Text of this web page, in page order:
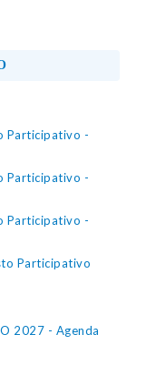
Participativo -
Participativo -
Participativo -
Participativo
2027 - Agenda